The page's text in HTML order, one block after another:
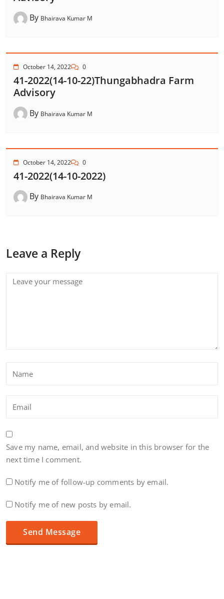
By Bhairava Kumar M
October 14, 2022 0
41-2022(14-10-22)Thungabhadra Farm
Advisory
By Bhairava Kumar M
October 14, 2022 0
41-2022(14-10-2022)
By Bhairava Kumar M
Leave a Reply
Save my name, email, and website in this browser for the
next time I comment.
Notify me of follow-up comments by email.
Notify me of new posts by email.